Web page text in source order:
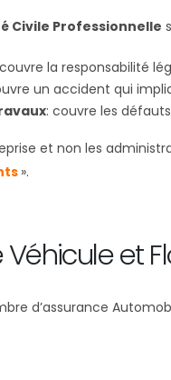
Civile Professionnelle
la responsabilité
un accident qui
: couvre les
et non les
».
et
d’assurance